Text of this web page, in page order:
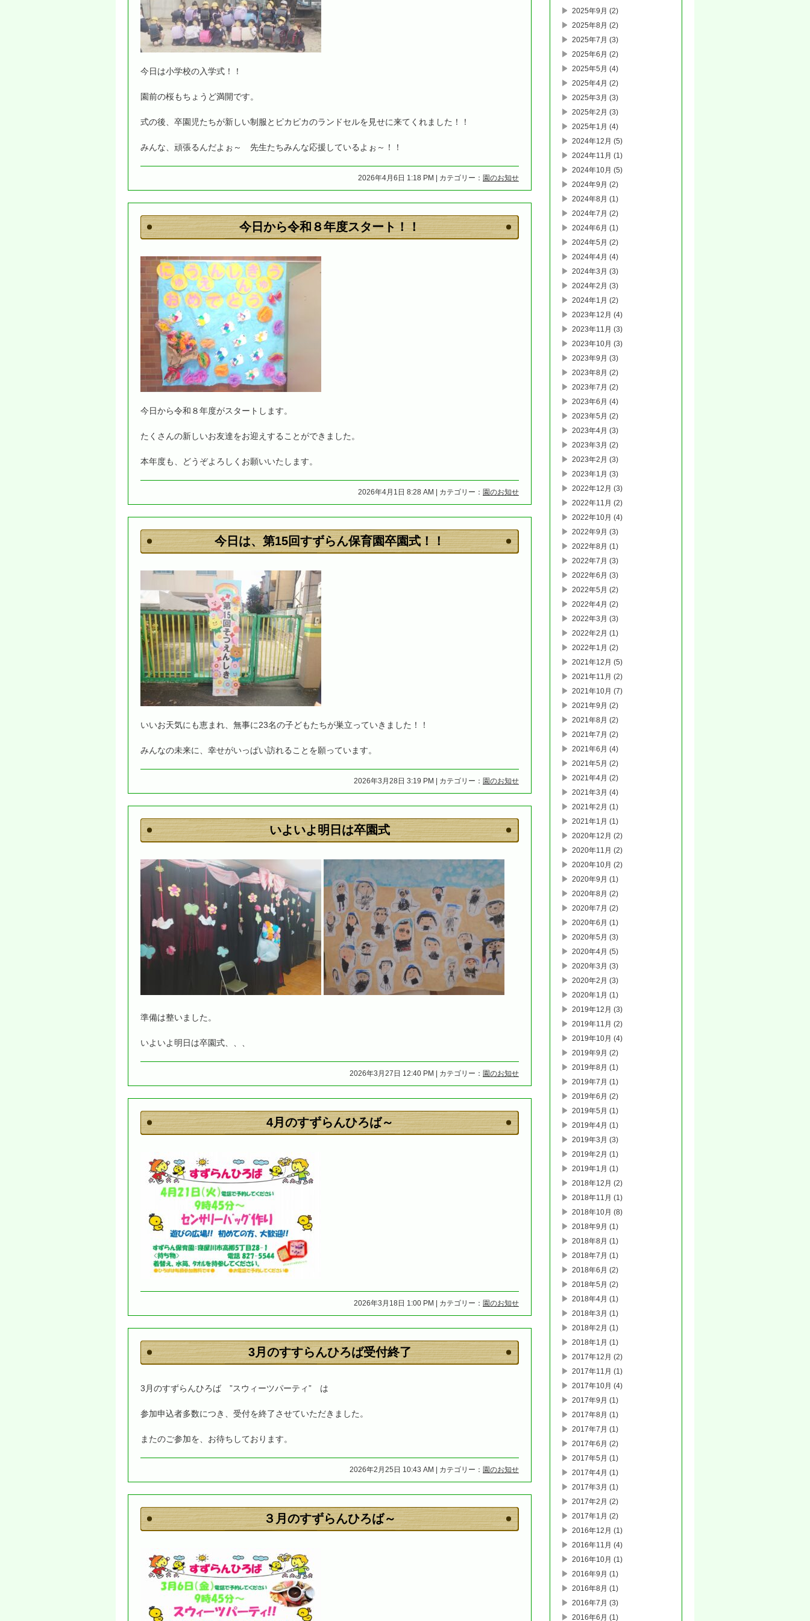
今日は小学校の入学式！！
園前の桜もちょうど満開です。
式の後、卒園児たちが新しい制服とピカピカのランドセルを見せに来てくれました！！
みんな、頑張るんだよぉ～ 先生たちみんな応援しているよぉ～！！
2026年4月6日 1:18 PM | カテゴリー： 園のお知せ
今日から令和８年度スタート！！
今日から令和８年度がスタートします。
たくさんの新しいお友達をお迎えすることができました。
本年度も、どうぞよろしくお願いいたします。
2026年4月1日 8:28 AM | カテゴリー： 園のお知せ
今日は、第15回すずらん保育園卒園式！！
いいお天気にも恵まれ、無事に23名の子どもたちが巣立っていきました！！
みんなの未来に、幸せがいっぱい訪れることを願っています。
2026年3月28日 3:19 PM | カテゴリー： 園のお知せ
いよいよ明日は卒園式
準備は整いました。
いよいよ明日は卒園式、、、
2026年3月27日 12:40 PM | カテゴリー： 園のお知せ
4月のすずらんひろば～
2026年3月18日 1:00 PM | カテゴリー： 園のお知せ
3月のすすらんひろば受付終了
3月のすずらんひろば ”スウィーツパーティ” は
参加申込者多数につき、受付を終了させていただきました。
またのご参加を、お待ちしております。
2026年2月25日 10:43 AM | カテゴリー： 園のお知せ
３月のすずらんひろば～
2025年9月 (2)
2025年8月 (2)
2025年7月 (3)
2025年6月 (2)
2025年5月 (4)
2025年4月 (2)
2025年3月 (3)
2025年2月 (3)
2025年1月 (4)
2024年12月 (5)
2024年11月 (1)
2024年10月 (5)
2024年9月 (2)
2024年8月 (1)
2024年7月 (2)
2024年6月 (1)
2024年5月 (2)
2024年4月 (4)
2024年3月 (3)
2024年2月 (3)
2024年1月 (2)
2023年12月 (4)
2023年11月 (3)
2023年10月 (3)
2023年9月 (3)
2023年8月 (2)
2023年7月 (2)
2023年6月 (4)
2023年5月 (2)
2023年4月 (3)
2023年3月 (2)
2023年2月 (3)
2023年1月 (3)
2022年12月 (3)
2022年11月 (2)
2022年10月 (4)
2022年9月 (3)
2022年8月 (1)
2022年7月 (3)
2022年6月 (3)
2022年5月 (2)
2022年4月 (2)
2022年3月 (3)
2022年2月 (1)
2022年1月 (2)
2021年12月 (5)
2021年11月 (2)
2021年10月 (7)
2021年9月 (2)
2021年8月 (2)
2021年7月 (2)
2021年6月 (4)
2021年5月 (2)
2021年4月 (2)
2021年3月 (4)
2021年2月 (1)
2021年1月 (1)
2020年12月 (2)
2020年11月 (2)
2020年10月 (2)
2020年9月 (1)
2020年8月 (2)
2020年7月 (2)
2020年6月 (1)
2020年5月 (3)
2020年4月 (5)
2020年3月 (3)
2020年2月 (3)
2020年1月 (1)
2019年12月 (3)
2019年11月 (2)
2019年10月 (4)
2019年9月 (2)
2019年8月 (1)
2019年7月 (1)
2019年6月 (2)
2019年5月 (1)
2019年4月 (1)
2019年3月 (3)
2019年2月 (1)
2019年1月 (1)
2018年12月 (2)
2018年11月 (1)
2018年10月 (8)
2018年9月 (1)
2018年8月 (1)
2018年7月 (1)
2018年6月 (2)
2018年5月 (2)
2018年4月 (1)
2018年3月 (1)
2018年2月 (1)
2018年1月 (1)
2017年12月 (2)
2017年11月 (1)
2017年10月 (4)
2017年9月 (1)
2017年8月 (1)
2017年7月 (1)
2017年6月 (2)
2017年5月 (1)
2017年4月 (1)
2017年3月 (1)
2017年2月 (2)
2017年1月 (2)
2016年12月 (1)
2016年11月 (4)
2016年10月 (1)
2016年9月 (1)
2016年8月 (1)
2016年7月 (3)
2016年6月 (1)